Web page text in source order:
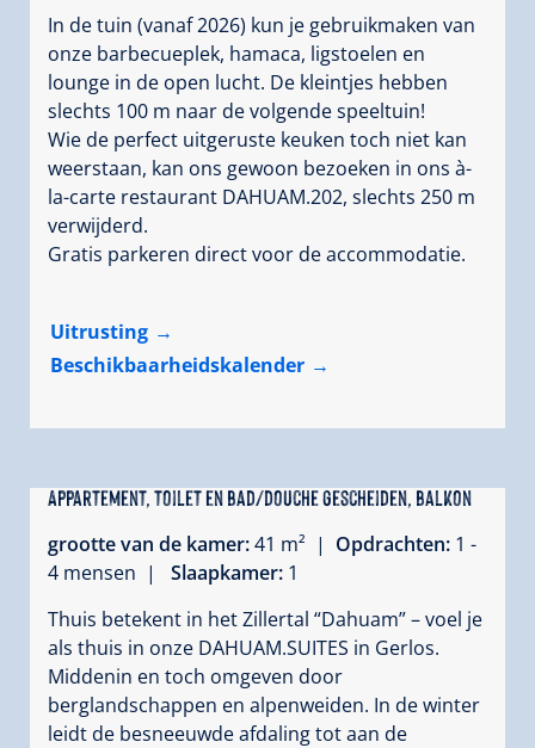
In de tuin (vanaf 2026) kun je gebruikmaken van
onze barbecueplek, hamaca, ligstoelen en
lounge in de open lucht. De kleintjes hebben
slechts 100 m naar de volgende speeltuin!
Wie de perfect uitgeruste keuken toch niet kan
weerstaan, kan ons gewoon bezoeken in ons à-
la-carte restaurant DAHUAM.202, slechts 250 m
verwijderd.
Gratis parkeren direct voor de accommodatie.
Uitrusting
Beschikbaarheidskalender
Appartement, toilet en bad/douche gescheiden, balkon
grootte van de kamer:41 m² | Opdrachten: 1 -
4 mensen |
Slaapkamer: 1
Thuis betekent in het Zillertal “Dahuam” – voel je
als thuis in onze DAHUAM.SUITES in Gerlos.
Middenin en toch omgeven door
berglandschappen en alpenweiden. In de winter
leidt de besneeuwde afdaling tot aan de